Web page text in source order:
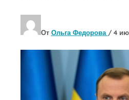
От Ольга Федорова / 4